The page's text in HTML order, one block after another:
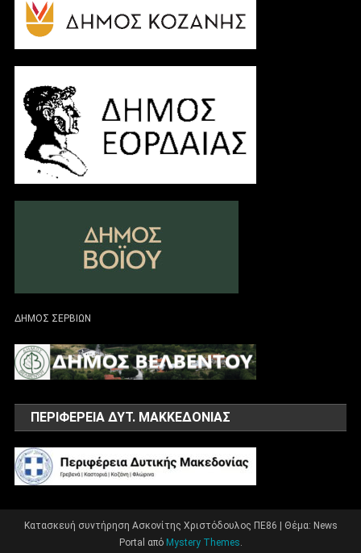
ΔΗΜΟΣ ΣΕΡΒΙΩΝ
ΠΕΡΙΦΕΡΕΙΑ ΔΥΤ. ΜΑΚΚΕΔΟΝΙΑΣ
Κατασκευή συντήρηση Ασκονίτης Χριστόδουλος ΠΕ86
Θέμα: News
Portal από Mystery Themes.